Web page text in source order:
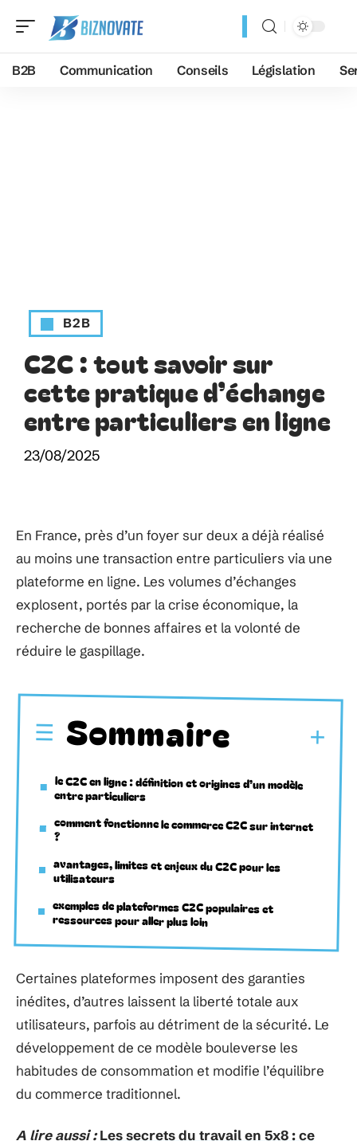
B2B Communication Conseils Législation
B2B
C2C : tout savoir sur
cette pratique d’échange
entre particuliers en ligne
23/08/2025
En France, près d’un foyer sur deux a déjà réalisé
au moins une transaction entre particuliers via une
plateforme en ligne. Les volumes d’échanges
explosent, portés par la crise économique, la
recherche de bonnes affaires et la volonté de
réduire le gaspillage.
Sommaire
le C2C en ligne : définition et origines d’un modèle
entre particuliers
comment fonctionne le commerce C2C sur internet
?
avantages, limites et enjeux du C2C pour les
utilisateurs
exemples de plateformes C2C populaires et
ressources pour aller plus loin
Certaines plateformes imposent des garanties
inédites, d’autres laissent la liberté totale aux
utilisateurs, parfois au détriment de la sécurité. Le
développement de ce modèle bouleverse les
habitudes de consommation et modifie l’équilibre
du commerce traditionnel.
A lire aussi : Les secrets du travail en 5x8 : ce